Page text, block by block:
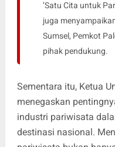
‘Satu Cita untuk
juga
Sumsel, Pemkot
pihak pendukung.
Sementara itu, Ketua
menegaskan
industri pariwisata
destinasi nasional.